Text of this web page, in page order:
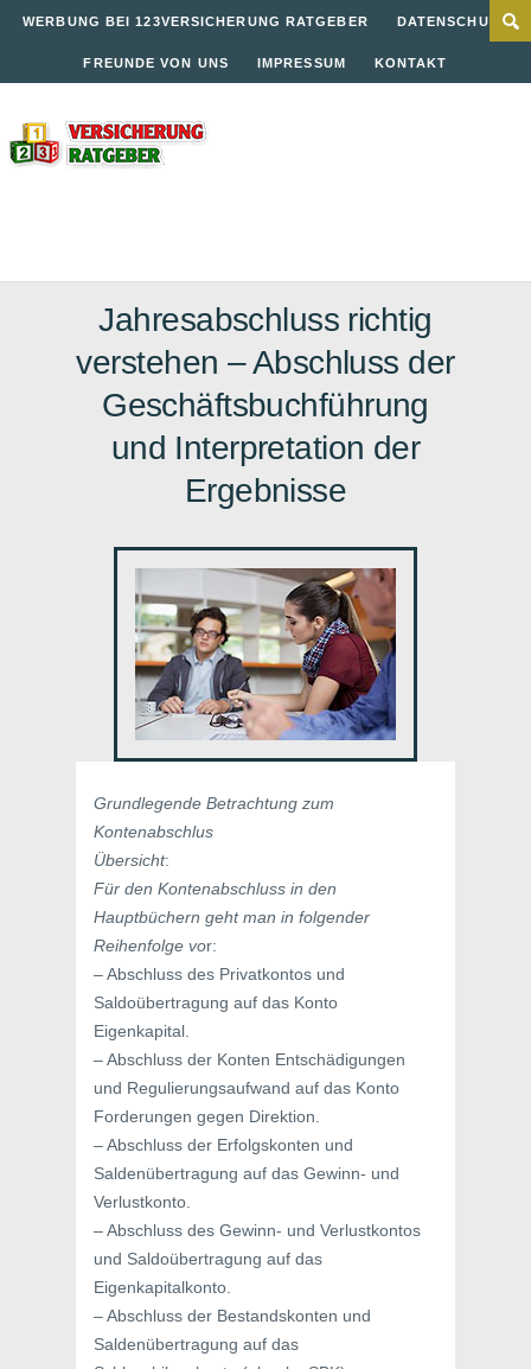
WERBUNG BEI 123VERSICHERUNG RATGEBER DATENSCHUTZ
FREUNDE VON UNS IMPRESSUM KONTAKT
Jahresabschluss richtig
verstehen – Abschluss der
Geschäftsbuchführung
und Interpretation der
Ergebnisse
Grundlegende Betrachtung zum
Kontenabschlus
Übersicht:
Für den Kontenabschluss in den
Hauptbüchern geht man in folgender
Reihenfolge vor:
– Abschluss des Privatkontos und
Saldoübertragung auf das Konto
Eigenkapital.
– Abschluss der Konten Entschädigungen
und Regulierungsaufwand auf das Konto
Forderungen gegen Direktion.
– Abschluss der Erfolgskonten und
Saldenübertragung auf das Gewinn- und
Verlustkonto.
– Abschluss des Gewinn- und Verlustkontos
und Saldoübertragung auf das
Eigenkapitalkonto.
– Abschluss der Bestandskonten und
Saldenübertragung auf das